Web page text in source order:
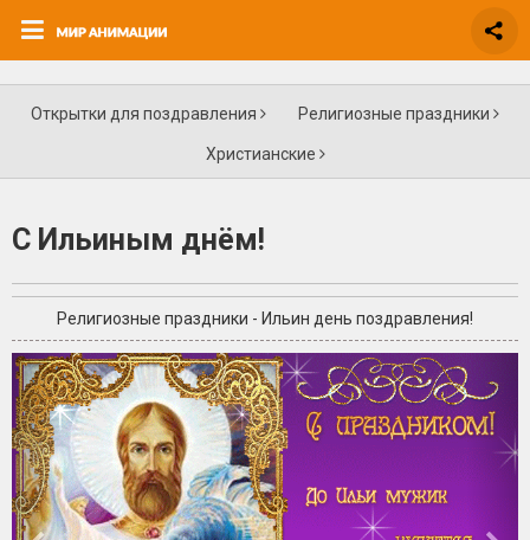
Открытки для поздравления Религиозные праздники
Христианские
С Ильиным днём!
Религиозные праздники - Ильин день поздравления!
+2